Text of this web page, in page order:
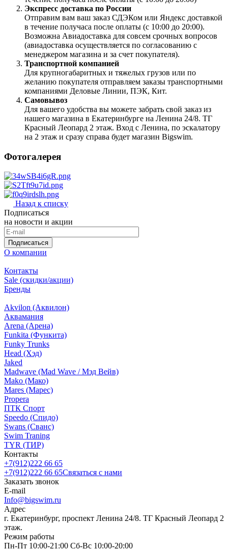
Экспресс доставка по России
Отправим вам ваш заказ СДЭКом или Яндекс доставкой
в течение получаса после оплаты (с 10:00 до 20:00).
Возможна Авиадоставка для совсем срочных вопросов
(авиадоставка осуществляется по согласованию с
менеджером магазина и за счет покупателя).
Транспортной компанией
Для крупногабаритных и тяжелых грузов или по
желанию покупателя отправляем заказы транспортными
компаниями Деловые Линии, ПЭК, Кит.
Самовывоз
Для вашего удобства вы можете забрать свой заказ из
нашего магазина в Екатеринбурге на Ленина 24/8. ТГ
Красный Леопард 2 этаж. Вход с Ленина, по эскалатору
на 2 этаж и сразу справа будет магазин Bigswim.
Фотогалерея
Назад к списку
Подписаться
на новости и акции
Подписаться
О компании
Контакты
Sale (скидки/акции)
Бренды
Akvilon (Аквилон)
Аквамания
Arena (Арена)
Funkita (Функита)
Funky Trunks
Head (Хэд)
Jaked
Madwave (Mad Wave / Мэд Вейв)
Mako (Мако)
Mares (Марес)
Propera
ПТК Спорт
Speedo (Спидо)
Swans (Сванс)
Swim Traning
TYR (ТИР)
Контакты
+7(912)222 66 65
+7(912)222 66 65Связаться с нами
Заказать звонок
E-mail
Info@bigswim.ru
Адрес
г. Екатеринбург, проспект Ленина 24/8. ТГ Красный Леопард 2
этаж.
Режим работы
Пн-Пт 10:00-21:00 Сб-Вс 10:00-20:00